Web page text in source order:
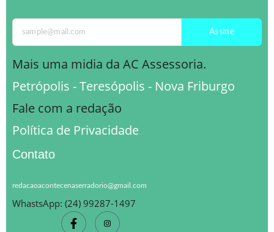
Assine
Mais uma midia da AC Assessoria.
Petrópolis - Teresópolis - Nova Friburgo
Fale com a redação
Política de Privacidade
Contato
redacaoacontecenaserradorio@gmail.com
WhastsApp: (24) 99287-1497